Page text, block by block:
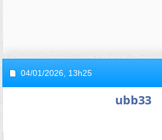
04/01/2026, 13h25
ubb33